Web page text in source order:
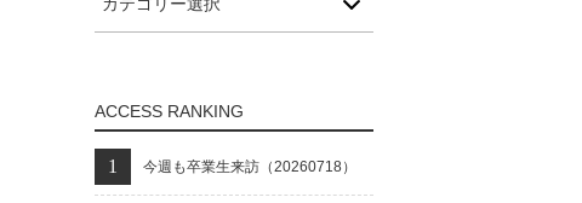
ACCESS RANKING
今週も卒業生来訪（20260718）